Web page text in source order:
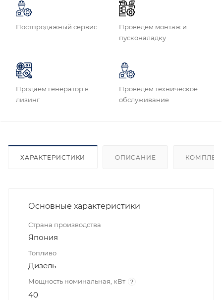
Постпродажный сервис
Проведем монтаж и
пусконаладку
Продаем генератор в
лизинг
Проведем техническое
обслуживание
ХАРАКТЕРИСТИКИ ОПИСАНИЕ
Основные характеристики
Страна производства
Япония
Топливо
Дизель
Мощность номинальная, кВт ?
40